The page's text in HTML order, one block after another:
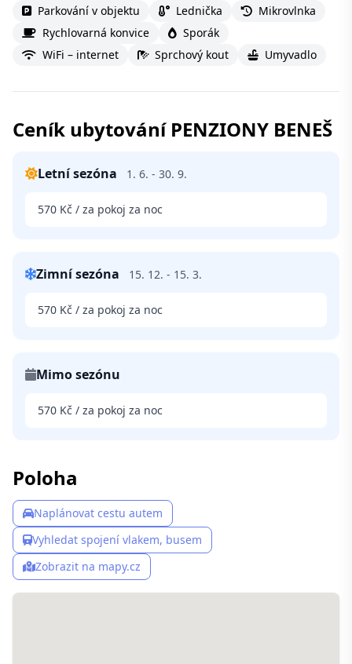
Parkování v objektu Lednička
Mikrovlnka
Rychlovarná konvice
Sporák
WiFi – internet
Sprchový kout Umyvadlo
Ceník ubytování PENZIONY BENEŠ
Letní sezóna 1. 6. - 30. 9.
570 Kč / za pokoj za noc
Zimní sezóna 15. 12. - 15. 3.
570 Kč / za pokoj za noc
Mimo sezónu
570 Kč / za pokoj za noc
Poloha
Naplánovat cestu autem
Vyhledat spojení vlakem, busem
Zobrazit na mapy.cz